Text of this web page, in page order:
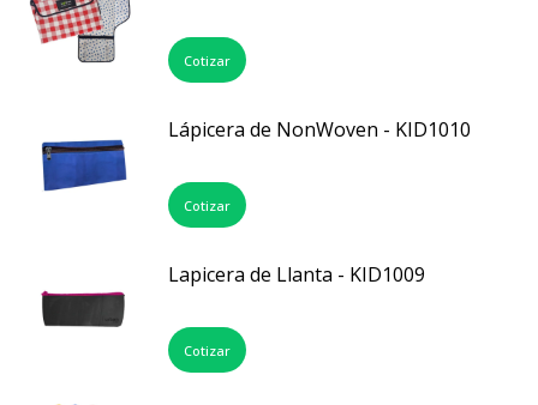
Cotizar
Lápicera de NonWoven - KID1010
Cotizar
Lapicera de Llanta - KID1009
Cotizar